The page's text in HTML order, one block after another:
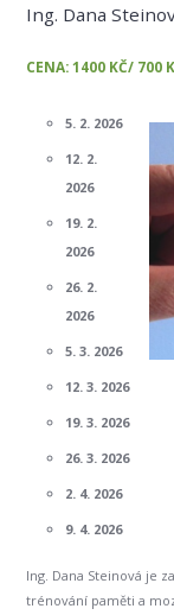
Ing. Dana
CENA: 1400 KČ/ 700
5. 2. 2026
12. 2.
2026
19. 2.
2026
26. 2.
2026
5. 3. 2026
12. 3. 2026
19. 3. 2026
26. 3. 2026
2. 4. 2026
9. 4. 2026
Ing. Dana Steinová je
trénování paměti a